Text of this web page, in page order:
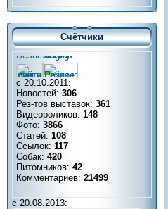
Счётчики
с 20.10.2011:
Новостей: 306
Рез-тов выставок: 361
Видеороликов: 148
Фото: 3866
Статей: 108
Ссылок: 117
Собак: 420
Питомников: 42
Комментариев: 21499
с 20.08.2013: